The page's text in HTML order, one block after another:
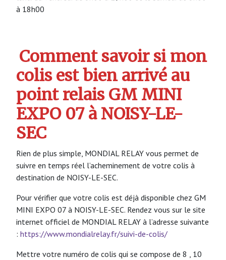
à 18h00
Comment savoir si mon
colis est bien arrivé au
point relais GM MINI
EXPO 07 à NOISY-LE-
SEC
Rien de plus simple, MONDIAL RELAY vous permet de
suivre en temps réel l’acheminement de votre colis à
destination de NOISY-LE-SEC.
Pour vérifier que votre colis est déjà disponible chez GM
MINI EXPO 07 à NOISY-LE-SEC. Rendez vous sur le site
internet officiel de MONDIAL RELAY à l’adresse suivante
: https://www.mondialrelay.fr/suivi-de-colis/
Mettre votre numéro de colis qui se compose de 8 , 10